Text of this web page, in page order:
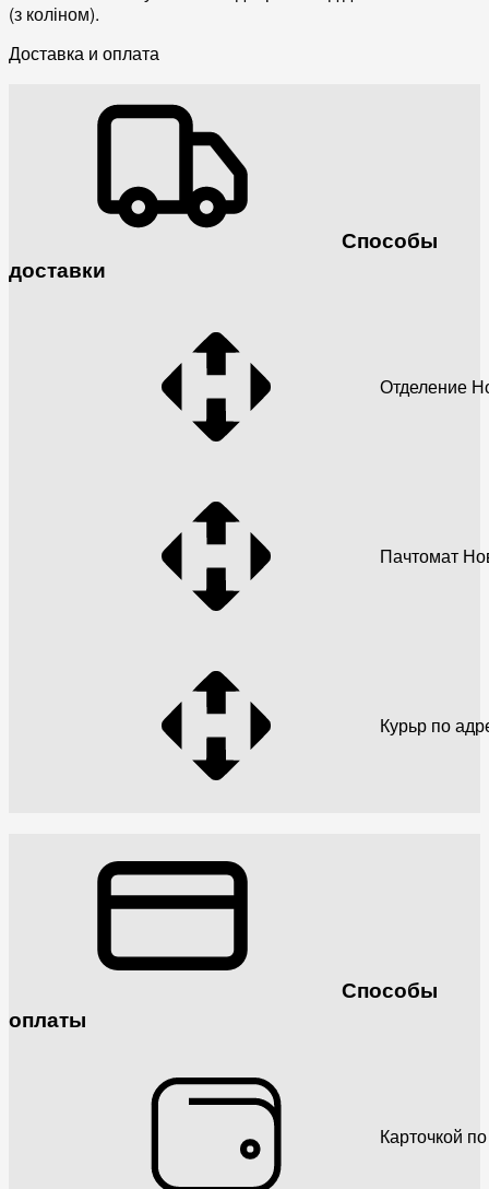
(з коліном).
Доставка и оплата
Способы
доставки
Отделение
Пачтомат
Курьр по
Способы
оплаты
Карточкой